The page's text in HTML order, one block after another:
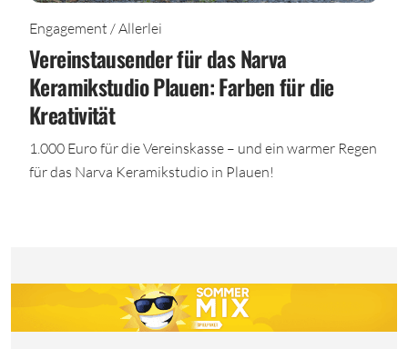
Engagement / Allerlei
Vereinstausender für das Narva
Keramikstudio Plauen: Farben für die
Kreativität
1.000 Euro für die Vereinskasse – und ein warmer Regen
für das Narva Keramikstudio in Plauen!